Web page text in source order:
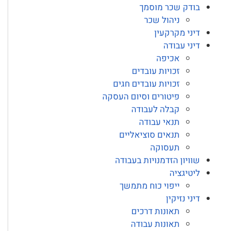
בודק שכר מוסמך
ניהול שכר
דיני מקרקעין
דיני עבודה
אכיפה
זכויות עובדים
זכויות עובדים חגים
פיטורים וסיום העסקה
קבלה לעבודה
תנאי עבודה
תנאים סוציאליים
תעסוקה
שוויון הזדמנויות בעבודה
ליטיגציה
ייפוי כוח מתמשך
דיני נזיקין
תאונות דרכים
תאונות עבודה